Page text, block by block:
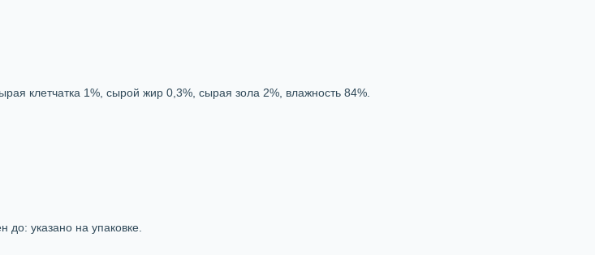
клетчатка 1%, сырой жир 0,3%, сырая зола 2%, влажность 84%.
до: указано на упаковке.